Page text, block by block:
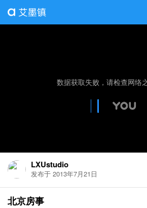
LXUstudio
发布于 2013年7月21日
北京房事